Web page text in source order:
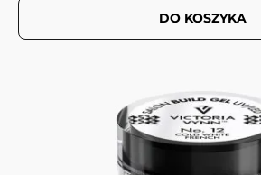
DO KOSZYKA